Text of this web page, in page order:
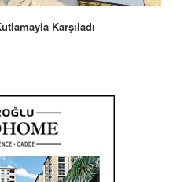
Karşıladı
Kişiye Özel ve